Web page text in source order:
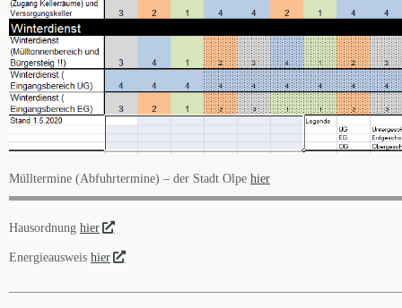
Mülltermine (Abfuhrtermine) – der Stadt Olpe hier
Hausordnung hier
Energieausweis hier